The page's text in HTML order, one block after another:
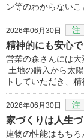
ン等のわからない
2026年06月30日
精神的にも安心で
営業の森さんには大
土地の購入から太
トしていただき、
2026年06月30日
家づくりは人生づ
建物の性能はもち